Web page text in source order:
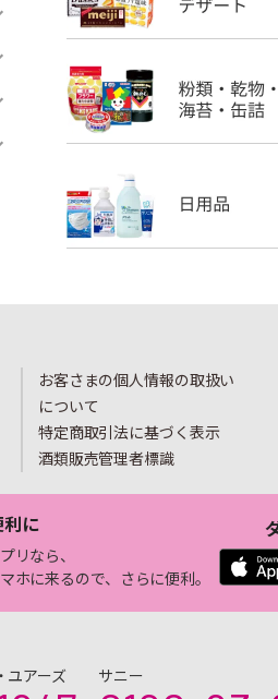
お客さまの個人情報の取扱い
について
特定商取引法に基づく表示
酒類販売管理者標識
利に
リなら、
ホに来るので、さらに便利。
ユアーズ
サニー